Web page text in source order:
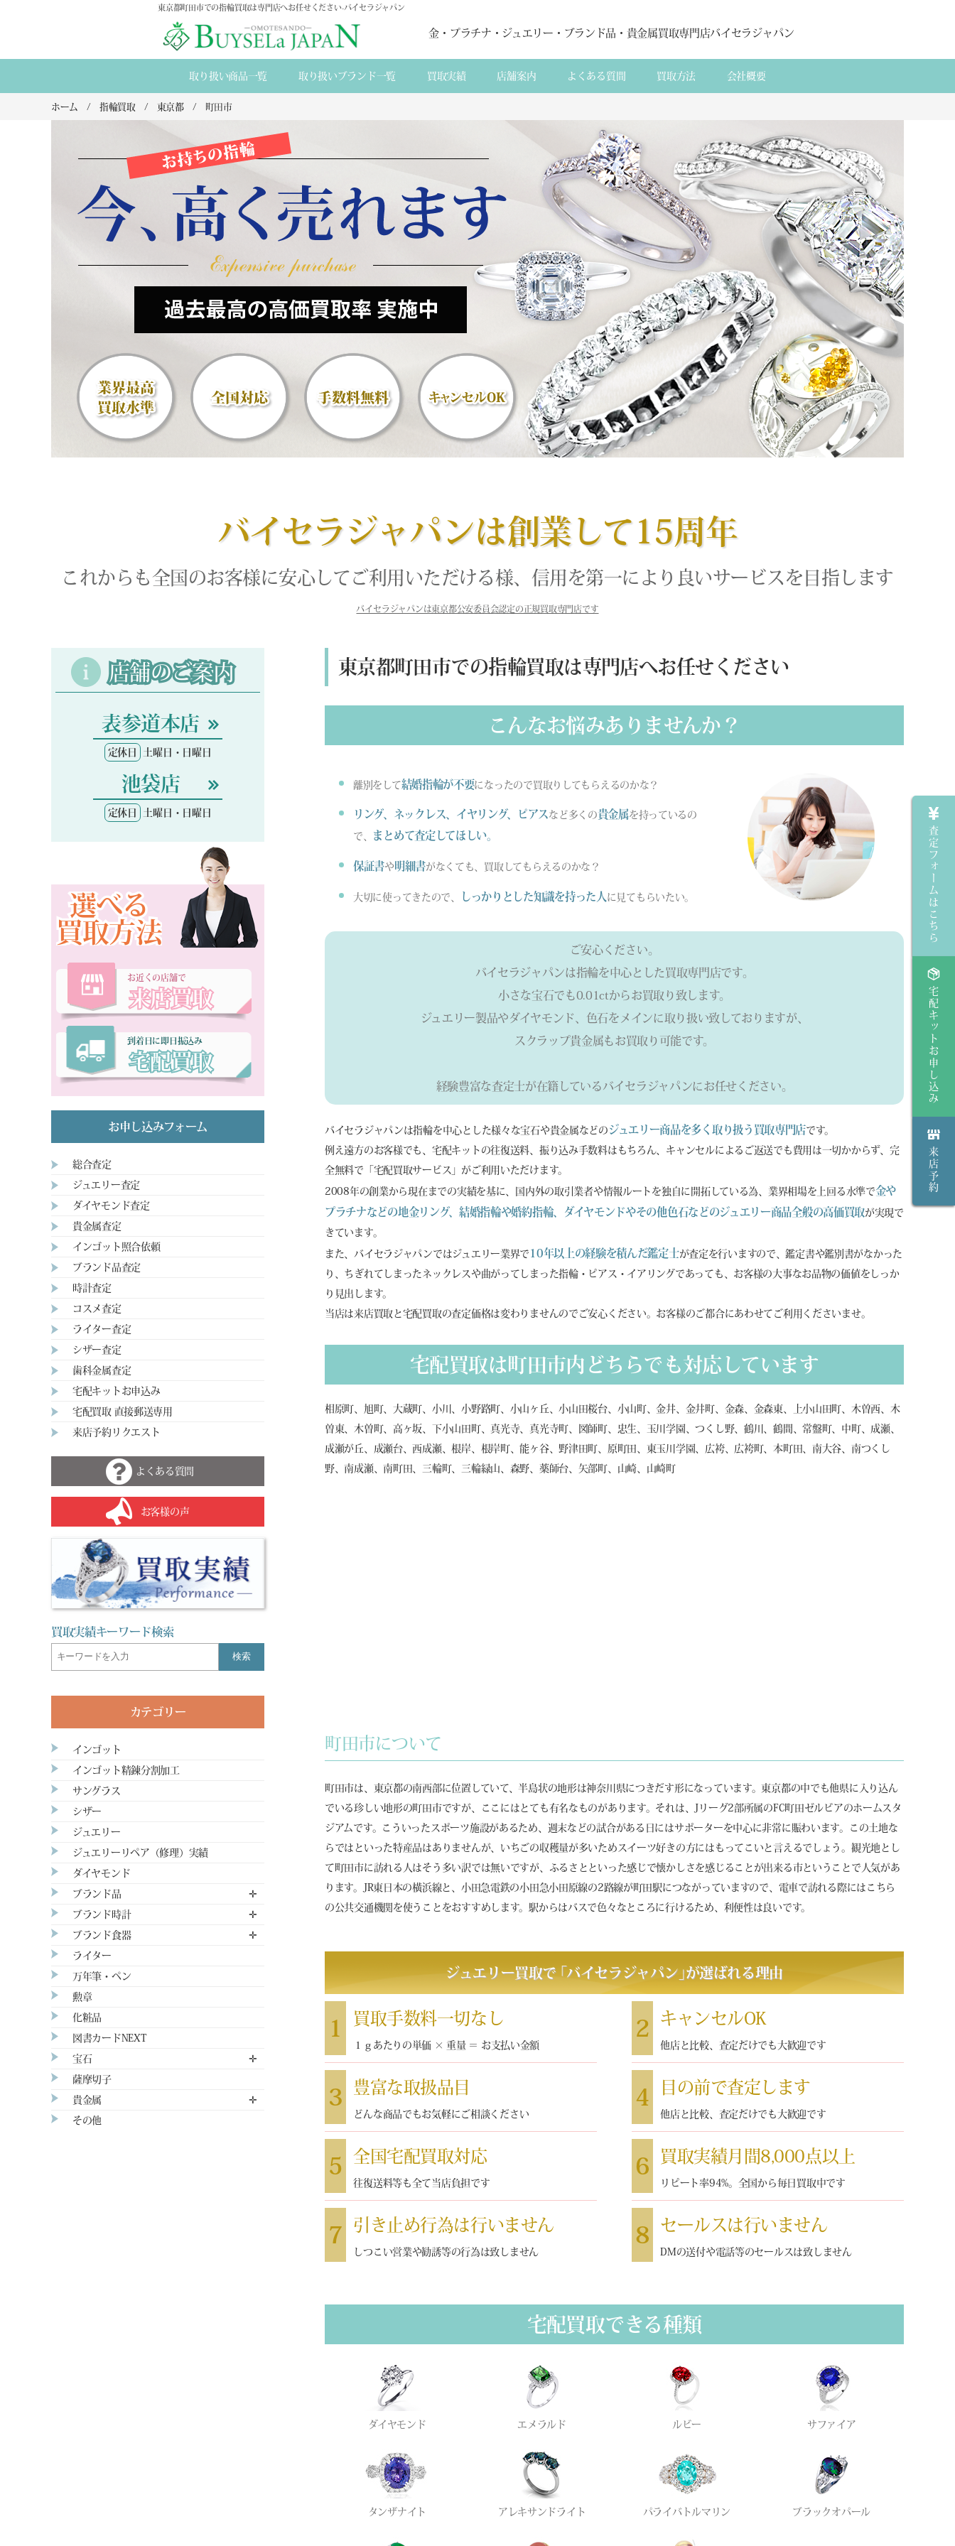
東京都町田市での指輪買取は専門店へお任せください-バイセラジャパン
金・プラチナ・ジュエリー・ブランド品・貴金属買取専門店バイセラジャパン
取り扱い商品一覧 取り扱いブランド一覧 買取実績 店舗案内 よくある質間 買取方法 会社概要
ホーム 指輪買取 東京都 町田市
バイセラジャパンは創業して15周年
これからも全国のお客様に安心してご利用いただける様、信用を第一により良いサービスを目指します
バイセラジャパンは東京都公安委員会認定の正規買取専門店です
東京都町田市での指輪買取は専門店へお任せください
こんなお悩みありませんか？
離別をして結婚指輪が不要になったので買取りしてもらえるのかな？
リング、ネックレス、イヤリング、ピアスなど多くの貴金属を持っているの
で、 まとめて査定してほしい。
保証書や 明細書がなくても、買取してもらえるのかな？
大切に使ってきたので、 しっかりとした知識を持った人 に見てもらいたい。
ご安心ください。
バイセラジャパンは指輪を中心とした買取専門店です。
小さな宝石でも0.01ctからお買取り致します。
ジュエリー製品やダイヤモンド、色石をメインに取り扱い致しておりますが、
スクラップ貴金属もお買取り可能です。
経験豊富な査定士が在籍しているバイセラジャパンにお任せください。
バイセラジャパンは指輪を中心とした様々な宝石や貴金属などの ジュエリー商品を多く取り扱う買取専門店です。
例え遠方のお客様でも、宅配キットの往復送料、振り込み手数料はもちろん、キャンセルによるご返送でも費用は一切かからず、完
全無料で「宅配買取サービス」がご利用いただけます。
2008年の創業から現在までの実績を基に、国内外の取引業者や情報ルートを独自に開拓している為、業界相場を上回る水準で金や
プラチナなどの地金リング、結婚指輪や婚約指輪、ダイヤモンドやその他色石などのジュエリー商品全般の高価買取が実現で
きています。
また、バイセラジャパンではジュエリー業界で 10年以上の経験を積んだ鑑定士が査定を行いますので、鑑定書や鑑別書がなかった
り、ちぎれてしまったネックレスや曲がってしまった指輪・ピアス・イアリングであっても、お客様の大事なお品物の価値をしっか
り見出します。
当店は来店買取と宅配買取の査定価格は変わりませんのでご安心ください。お客様のご都合にあわせてご利用くださいませ。
宅配買取は町田市内どちらでも対応しています
相原町、旭町、大蔵町、小川、小野路町、小山ヶ丘、小山田桜台、小山町、金井、金井町、金森、金森東、上小山田町、木曽西、木
曽東、木曽町、高ヶ坂、下小山田町、真光寺、真光寺町、図師町、忠生、玉川学園、つくし野、鶴川、鶴間、常盤町、中町、成瀬、
成瀬が丘、成瀬台、西成瀬、根岸、根岸町、能ヶ谷、野津田町、原町田、東玉川学園、広袴、広袴町、本町田、南大谷、南つくし
野、南成瀬、南町田、三輪町、三輪緑山、森野、薬師台、矢部町、山崎、山崎町
町田市について
町田市は、東京都の南西部に位置していて、半島状の地形は神奈川県につきだす形になっています。東京都の中でも他県に入り込ん
でいる珍しい地形の町田市ですが、ここにはとても有名なものがあります。それは、Jリーグ2部所属のFC町田ゼルビアのホームスタ
ジアムです。こういったスポーツ施設があるため、週末などの試合がある日にはサポーターを中心に非常に賑わいます。この土地な
らではといった特産品はありませんが、いちごの収穫量が多いためスイーツ好きの方にはもってこいと言えるでしょう。観光地とし
て町田市に訪れる人はそう多い訳では無いですが、ふるさとといった感じで懐かしさを感じることが出来る市ということで人気があ
ります。JR東日本の横浜線と、小田急電鉄の小田急小田原線の2路線が町田駅につながっていますので、電車で訪れる際にはこちら
の公共交通機関を使うことをおすすめします。駅からはバスで色々なところに行けるため、利便性は良いです。
ジュエリー買取で ｢ バイセラジャパン ｣が選ばれる理由
1 買取手数料一切なし
１ｇあたりの単価 × 重量 ＝ お支払い金額
2 キャンセルOK
他店と比較、査定だけでも大歓迎です
3 豊富な取扱品目
どんな商品でもお気軽にご相談ください
4 目の前で査定します
他店と比較、査定だけでも大歓迎です
5 全国宅配買取対応
往復送料等も全て当店負担です
6 買取実績月間8,000点以上
リピート率94%。全国から毎日買取中です
7 引き止め行為は行いません
しつこい営業や勧誘等の行為は致しません
8 セールスは行いません
DMの送付や電話等のセールスは致しません
宅配買取できる種類
ダイヤモンド エメラルド ルビー サファイア
タンザナイト アレキサンドライト パライバトルマリン ブラックオパール
店舗のご案内
表参道本店
定休日 土曜日・日曜日
池袋店
定休日 土曜日・日曜日
選べる
買取方法
お近くの店舗で
来店買取
到着日に即日振込み
宅配買取
お申し込みフォーム
総合査定
ジュエリー査定
ダイヤモンド査定
貴金属査定
インゴット照合依頼
ブランド品査定
時計査定
コスメ査定
ライター査定
シザー査定
歯科金属査定
宅配キットお申込み
宅配買取 直接郵送専用
来店予約リクエスト
よくある質問
お客様の声
買取実績キーワード検索
検索
カテゴリー
インゴット
インゴット精錬分割加工
サングラス
シザー
ジュエリー
ジュエリーリペア（修理）実績
ダイヤモンド
ブランド品 ✛
ブランド時計 ✛
ブランド食器 ✛
ライター
万年筆・ペン
勲章
化粧品
図書カードNEXT
宝石 ✛
薩摩切子
貴金属 ✛
その他
査定フォームはこちら
宅配キットお申し込み
来店予約